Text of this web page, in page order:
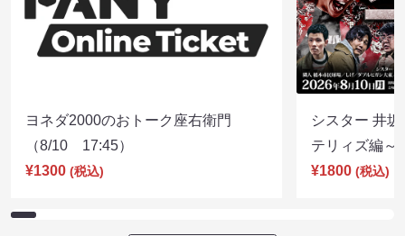
ヨネダ2000のおトーク座右衛門
（8/10 17:45）
¥1300 (税込)
シスター 井
テリィズ編
¥1800 (税込)